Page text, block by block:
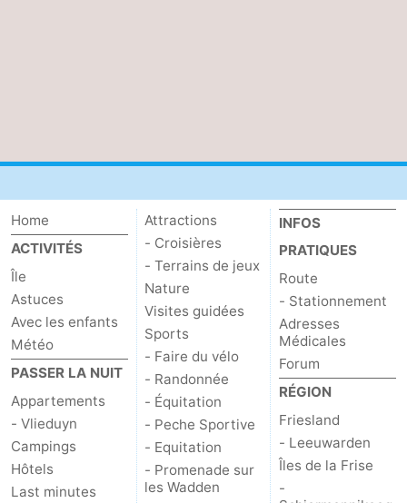
Home
ACTIVITÉS
Île
Astuces
Avec les enfants
Météo
PASSER LA NUIT
Appartements
- Vlieduyn
Campings
Hôtels
Last minutes
Attractions
- Croisières
- Terrains de jeux
Nature
Visites guidées
Sports
- Faire du vélo
- Randonnée
- Équitation
- Peche Sportive
- Equitation
- Promenade sur
les Wadden
INFOS
PRATIQUES
Route
- Stationnement
Adresses
Médicales
Forum
RÉGION
Friesland
- Leeuwarden
Îles de la Frise
-